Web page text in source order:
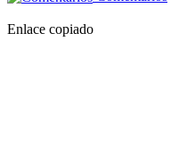
Enlace copiado